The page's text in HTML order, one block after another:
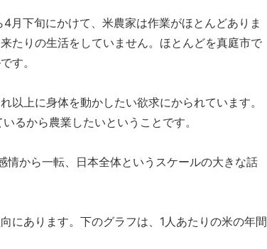
月下旬にかけて、米農家は作業がほとんどありま
たりの生活をしていません。ほとんどを真庭市で
す。
上に身体を動かしたい欲求にかられています。
るから農業したいということです。
から一転、日本全体というスケールの大きな話
にあります。下のグラフは、1人あたりの米の年間